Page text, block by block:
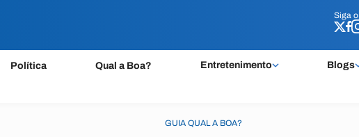
Siga o
Política Qual a Boa? Entretenimento Blogs
Siga o
GUIA QUAL A BOA?